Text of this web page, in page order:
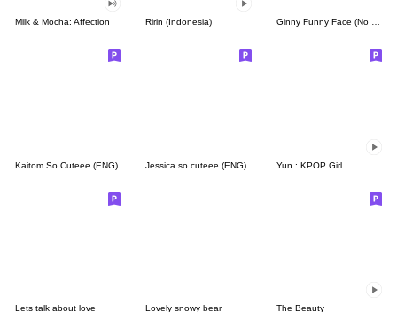
Milk & Mocha: Affection Ririn (Indonesia) Ginny Funny Face (No Text)
Kaitom So Cuteee (ENG) Jessica so cuteee (ENG) Yun : KPOP Girl
Lets talk about love Lovely snowy bear The Beauty